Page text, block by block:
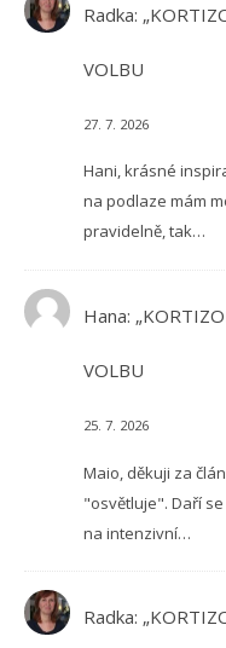
Radka:
VOLBU
27. 7. 2026
Hani, krásné
na podlaze mám
pravidelně, tak…
Hana:
VOLBU
25. 7. 2026
Maio, děkuji za
"osvětluje". Daří
na intenzivní…
Radka: